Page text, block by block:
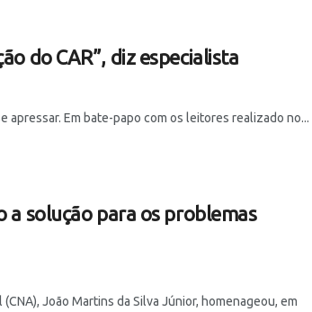
do CAR”, diz especialista
apressar. Em bate-papo com os leitores realizado no...
a solução para os problemas
João Martins da Silva Júnior, homenageou, em